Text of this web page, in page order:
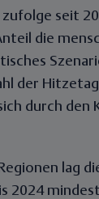
zufolge seit
die
der
durch den
lag
2024